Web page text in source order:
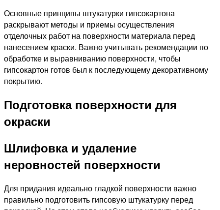
Основные принципы штукатурки гипсокартона
раскрывают методы и приемы осуществления
отделочных работ на поверхности материала перед
нанесением краски. Важно учитывать рекомендации по
обработке и выравниванию поверхности, чтобы
гипсокартон готов был к последующему декоративному
покрытию.
Подготовка поверхности для
окраски
Шлифовка и удаление
неровностей поверхности
Для придания идеально гладкой поверхности важно
правильно подготовить гипсовую штукатурку перед